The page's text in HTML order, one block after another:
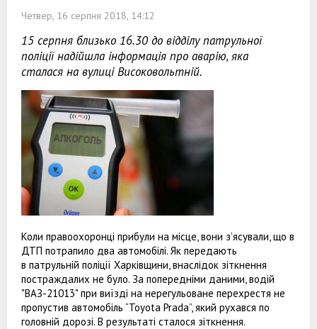
Четвер, 16 серпня 2018, 14:12
15 серпня близько 16.30 до відділу патрульної
поліції надійшла інформація про аварію, яка
сталася на вулиці Високовольтній.
Коли правоохоронці прибули на місце, вони з’ясували, що в
ДТП потрапило два автомобілі. Як передають
в патрульній поліції Харківщини, внаслідок зіткнення
постраждалих не було. За попередніми даними, водій
"ВАЗ-21013" при виїзді на нерегульоване перехрестя не
пропустив автомобіль “Toyota Prada”, який рухався по
головній дорозі. В результаті сталося зіткнення.